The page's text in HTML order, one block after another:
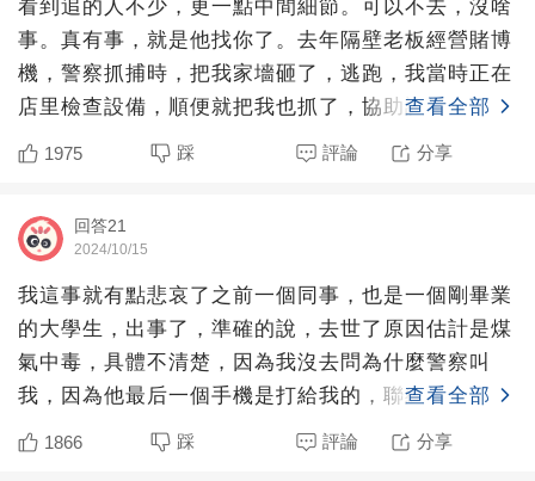
看到追的人不少，更一點中間細節。可以不去，沒啥
事。真有事，就是他找你了。去年隔壁老板經營賭博
機，警察抓捕時，把我家墻砸了，逃跑，我當時正在
店里檢查設備，順便就把我也抓了，協助調查了一
宿。讓我們在現場蹲
查看全部
1975 踩 評論 分享
回答21
2024/10/15
我這事就有點悲哀了之前一個同事，也是一個剛畢業
的大學生，出事了，準確的說，去世了原因估計是煤
氣中毒，具體不清楚，因為我沒去問為什麼警察叫
我，因為他最后一個手機是打給我的，聯絡工作警察
問我知不知道這個號
查看全部
1866 踩 評論 分享